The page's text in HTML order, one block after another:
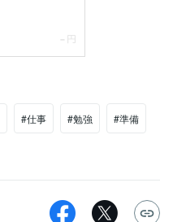
#仕事 #勉強 #準備